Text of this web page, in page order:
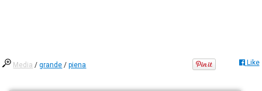
Media /grande /piena Like